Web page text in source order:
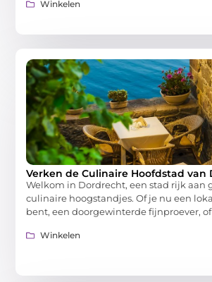
Winkelen
Verken de Culinaire Hoofdstad van
Welkom in Dordrecht, een stad rijk aan
culinaire hoogstandjes. Of je nu een
bent, een doorgewinterde fijnproever,
Winkelen